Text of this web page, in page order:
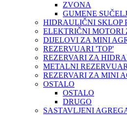
ZVONA
GUMENE
HIDRAULIČNI SKLOP
ELEKTRIČNI MOTORI
DIJELOVI ZA MINI
REZERVUARI 'TOP'
REZERVARI ZA
METALNI
REZERVARI ZA MINI
OSTALO
OSTALO
DRUGO
SASTAVLJENI